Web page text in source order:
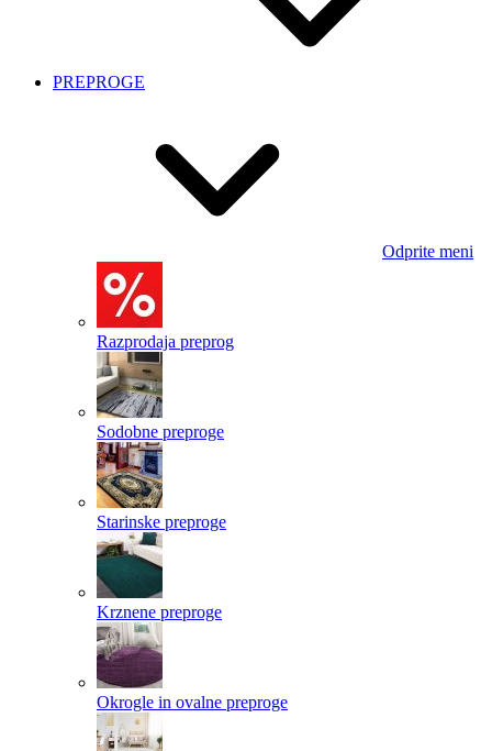
PREPROGE
Odprite meni
Razprodaja preprog
Sodobne preproge
Starinske preproge
Krznene preproge
Okrogle in ovalne preproge